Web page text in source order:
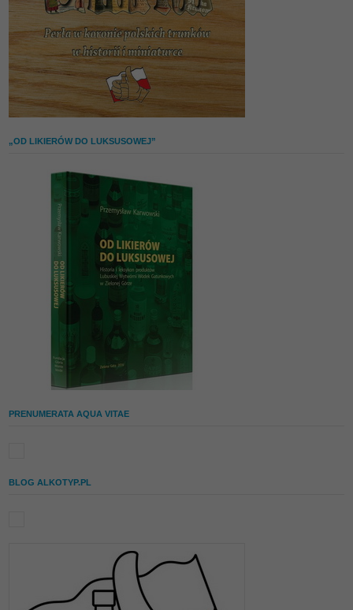
„OD LIKIERÓW DO LUKSUSOWEJ”
PRENUMERATA AQUA VITAE
BLOG ALKOTYP.PL